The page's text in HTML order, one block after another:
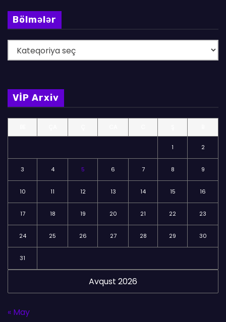
Bölmələr
ö
m
l
VİP Arxiv
Avqust 2026
1 2
3 4 5 6 7 8 9
10 11 12 13 14 15 16
17 18 19 20 21 22 23
24 25 26 27 28 29 30
31
« May